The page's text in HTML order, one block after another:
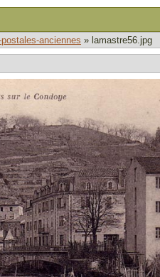
anciennes » lamastre56.jpg